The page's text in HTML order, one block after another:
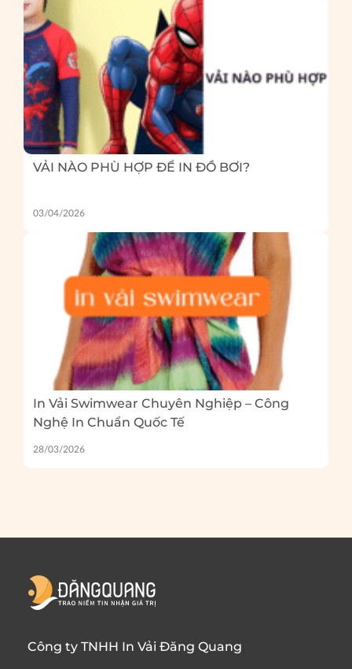
VẢI NÀO PHÙ HỢP ĐỂ IN ĐỒ BƠI?
03/04/2026
In Vải Swimwear Chuyên Nghiệp – Công
Nghệ In Chuẩn Quốc Tế
28/03/2026
Công ty TNHH In Vải Đăng Quang